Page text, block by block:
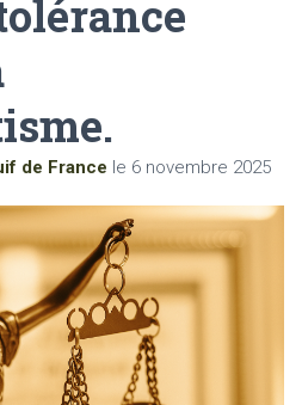
I
N
de France le 6 novembre 2025